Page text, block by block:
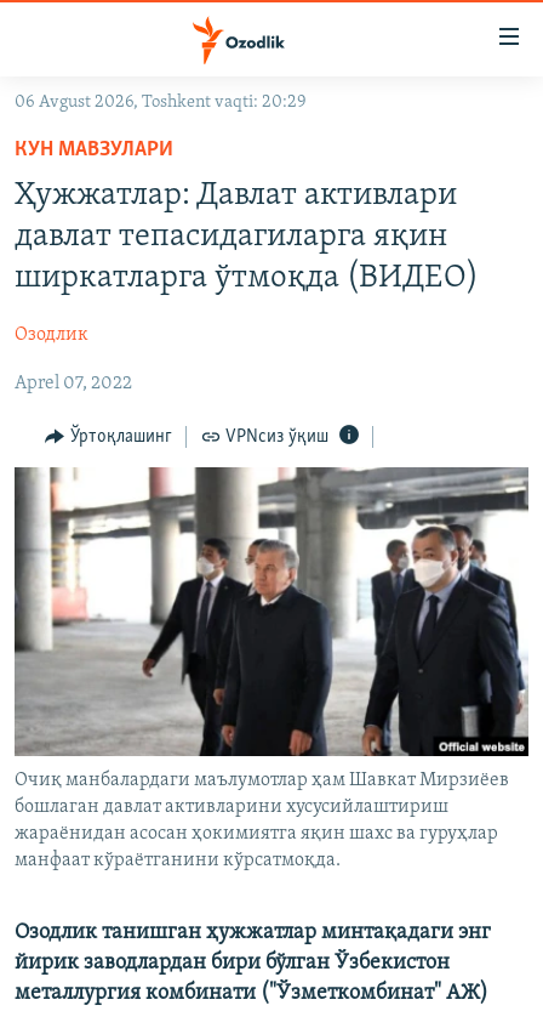
Асосий
навигацияга
ўтинг
Қидиришга
ўтинг
OZODARXIV
На русском
ИЖТИМОИЙ ТАРМОҚЛАР
Озодлик бошқа тилларда
06 Avgust 2026, Toshkent vaqti: 20:29
КУН МАВЗУЛАРИ
Ҳужжатлар: Давлат активлари
давлат тепасидагиларга яқин
ширкатларга ўтмоқда (ВИДЕО)
Озодлик
Aprel 07, 2022
Ўртоқлашинг VPNсиз ўқиш
Очиқ манбалардаги маълумотлар ҳам Шавкат Мирзиëев
бошлаган давлат активларини хусусийлаштириш
жараëнидан асосан ҳокимиятга яқин шахс ва гуруҳлар
манфаат кўраëтганини кўрсатмоқда.
Озодлик танишган ҳужжатлар минтақадаги энг
йирик заводлардан бири бўлган Ўзбекистон
металлургия комбинати ("Ўзметкомбинат" АЖ)